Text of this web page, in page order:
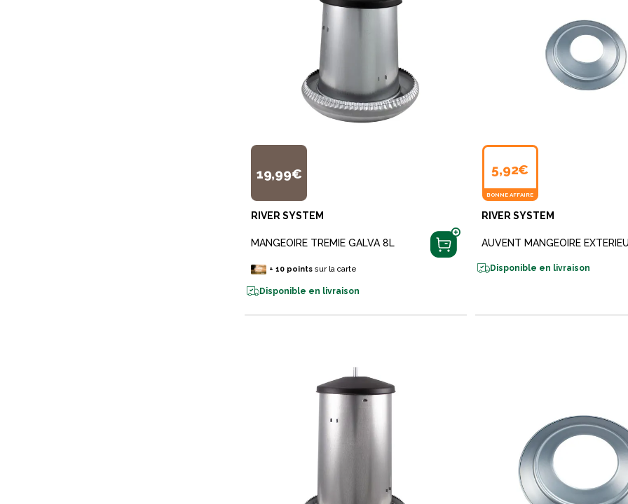
19,99€
RIVER SYSTEM
MANGEOIRE TREMIE GALVA 8L
+10 points sur la carte
Disponible en livraison
5,92€
BONNE AFFAIRE
RIVER SYSTEM
AUVENT MANGEOIRE
Disponible en livraison